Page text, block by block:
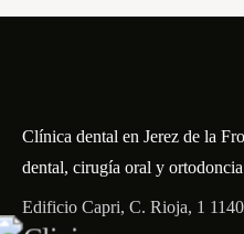
Clínica dental en Jerez de la
dental, cirugía oral y
Edificio Capri, C. Rioja, 1